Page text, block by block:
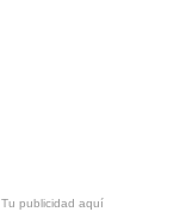
Tu publicidad aquí